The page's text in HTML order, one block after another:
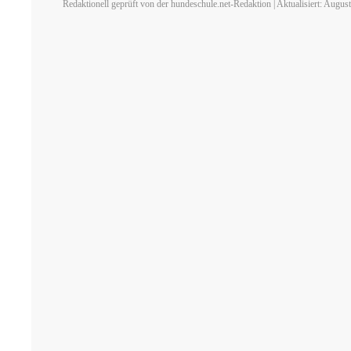
Redaktionell geprüft von der hundeschule.net-Redaktion | Aktualisiert: